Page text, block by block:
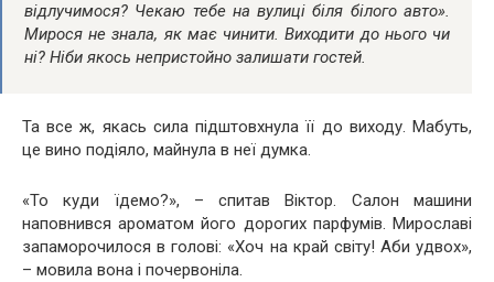
відлучимося? Чекаю тебе на вулиці біля білого авто».
Мирося не знала, як має чинити. Виходити до нього чи
ні? Ніби якось нeпpиcтойно залишати гостей.
Та все ж, якась сила підштовхнула її до виходу. Мабуть,
це винo подіяло, майнула в неї думка.
«То куди їдемо?», – спитав Віктор. Салон машини
наповнився ароматом його дорогих парфумів. Мирославі
запаморочилося в голові: «Хоч на край світу! Аби удвох»,
– мовила вона і почеpвоніла.